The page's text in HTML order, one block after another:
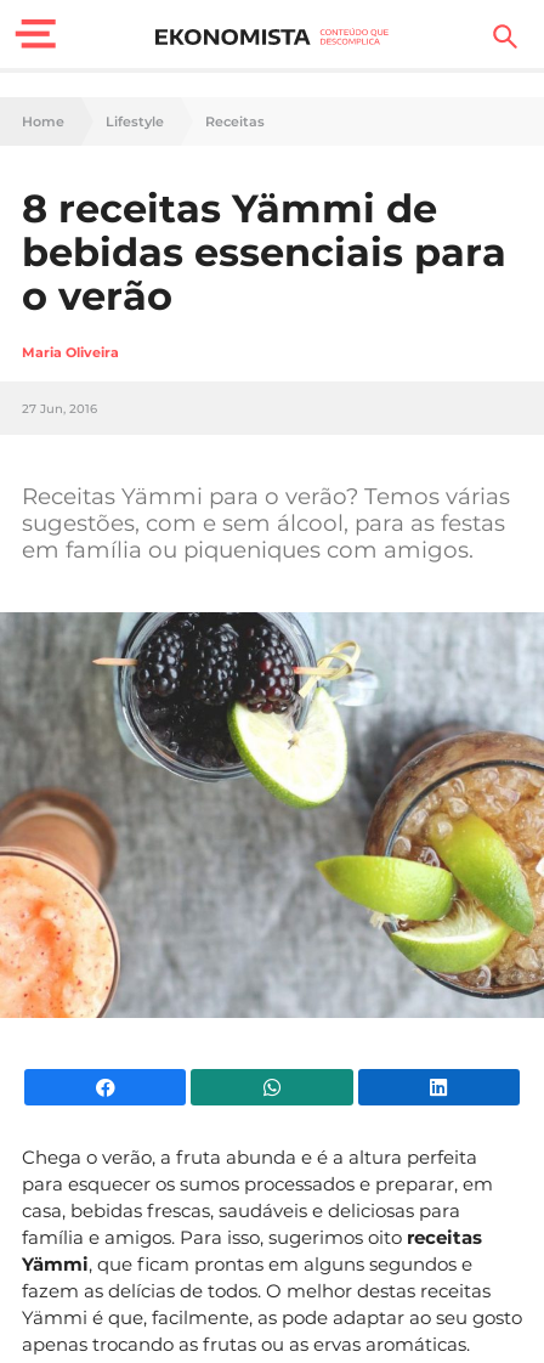
Finanças Pessoais
Carreira
Casa
Lifestyle
Sociedade
Negócios
Mundial 2026
Home Lifestyle Receitas
8 receitas Yämmi de
bebidas essenciais para
o verão
Maria Oliveira
27 Jun, 2016
Receitas Yämmi para o verão? Temos várias
sugestões, com e sem álcool, para as festas
em família ou piqueniques com amigos.
Facebook WhatsApp
Chega o verão, a fruta abunda e é a altura perfeita
para esquecer os sumos processados e preparar, em
casa, bebidas frescas, saudáveis e deliciosas para
família e amigos. Para isso, sugerimos oito receitas
Yämmi, que ficam prontas em alguns segundos e
fazem as delícias de todos. O melhor destas receitas
Yämmi é que, facilmente, as pode adaptar ao seu gosto
apenas trocando as frutas ou as ervas aromáticas.